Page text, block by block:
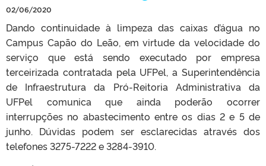
02/06/2020
Dando continuidade à limpeza das caixas d’água no
Campus Capão do Leão, em virtude da velocidade do
serviço que está sendo executado por empresa
terceirizada contratada pela UFPel, a Superintendência
de Infraestrutura da Pró-Reitoria Administrativa da
UFPel comunica que ainda poderão ocorrer
interrupções no abastecimento entre os dias 2 e 5 de
junho. Dúvidas podem ser esclarecidas através dos
telefones 3275-7222 e 3284-3910.